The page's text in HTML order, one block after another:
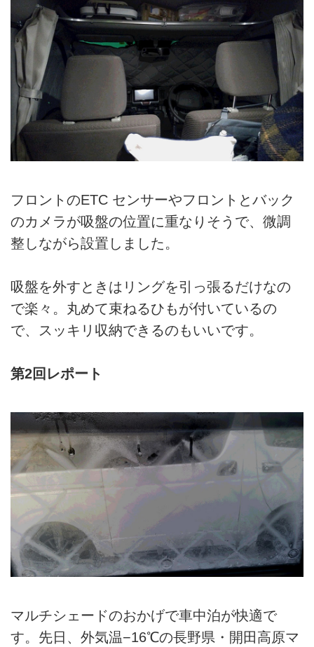
フロントのETC センサーやフロントとバック
のカメラが吸盤の位置に重なりそうで、微調
整しながら設置しました。
吸盤を外すときはリングを引っ張るだけなの
で楽々。丸めて束ねるひもが付いているの
で、スッキリ収納できるのもいいです。
第2回レポート
マルチシェードのおかげで車中泊が快適で
す。先日、外気温−16℃の長野県・開田高原マ